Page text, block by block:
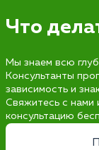
Что
Мы знаем всю
Консультанты
зависимость и
Свяжитесь с нами
консультацию